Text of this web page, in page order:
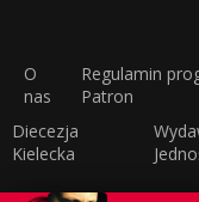
O
nas
Regulamin
Patron
Diecezja
Kielecka